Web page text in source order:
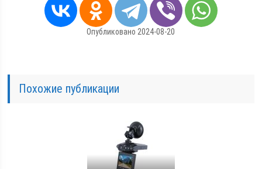
Опубликовано 2024-08-20
Похожие публикации